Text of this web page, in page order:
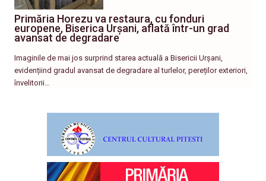
Primăria Horezu va restaura, cu fonduri
europene, Biserica Urșani, aflată într-un grad
avansat de degradare
Imaginile de mai jos surprind starea actuală a Bisericii Urșani,
evidențiind gradul avansat de degradare al turlelor, pereților exteriori,
învelitorii…